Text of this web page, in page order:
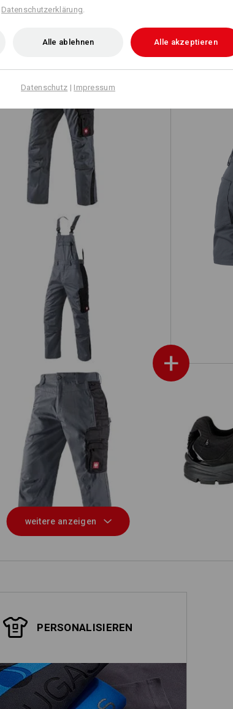
+
Bundhose e.s.active
Latzhose e.s.active
Piratenhose e.s.active O2
weitere anzeigen
PERSONALISIEREN
Datenschutzerklärung
Alle ablehnen Alle akzeptieren
Datenschutz | Impressum